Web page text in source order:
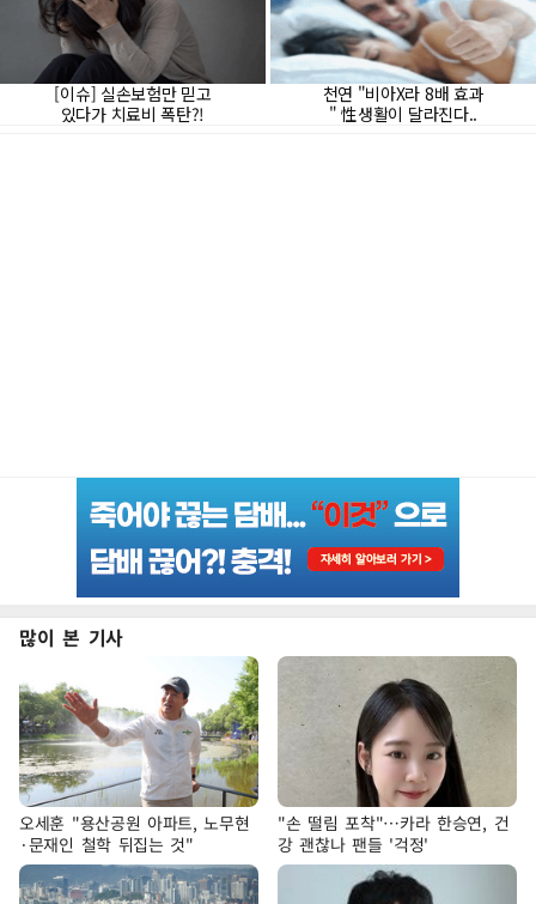
많이 본 기사
오세훈 "용산공원 아파트, 노무현
·문재인 철학 뒤집는 것"
"손 떨림 포착"…카라 한승연, 건
강 괜찮나 팬들 '걱정'